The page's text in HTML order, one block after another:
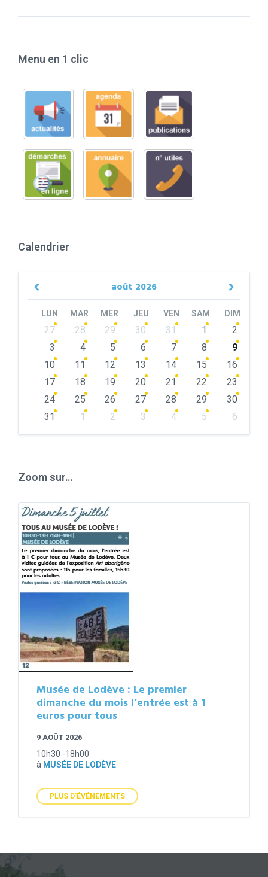
Menu en 1 clic
Calendrier
août 2026
Previous
LUN MAR MER JEU VEN SAM DIM
Skip
calendar
27 28 29 30 31 1
2
3
4 5 6 7 8
9
10
11 12 13 14 15
16
17
18 19 20 21 22
23
24
25 26 27 28 29
30
31
1 2 3 4 5
6
Zoom sur…
Musée de Lodève : Le premier
dimanche du mois l’entrée est à 1
euros pour tous
9 AOÛT 2026
10h30 -18h00
à MUSÉE DE LODÈVE
PLUS D'ÉVÉNEMENTS